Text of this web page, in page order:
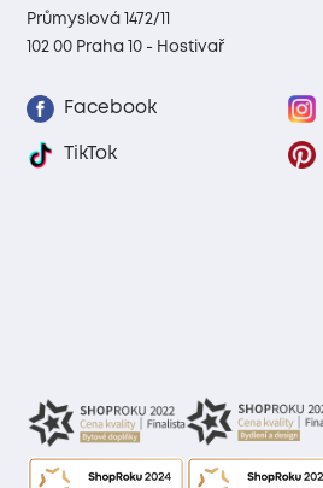
Průmyslová 1472/11
102 00 Praha 10 - Hostivař
Facebook
TikTok